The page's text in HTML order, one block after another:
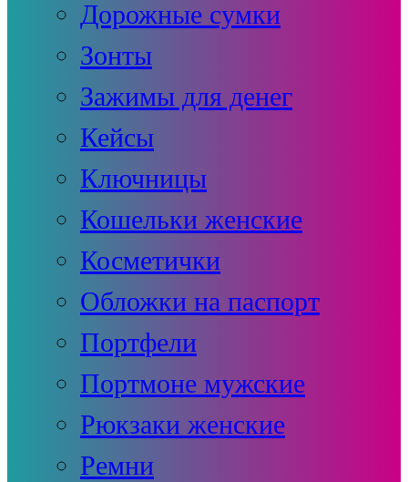
Дорожные сумки
Зонты
Зажимы для денег
Кейсы
Ключницы
Кошельки женские
Косметички
Обложки на паспорт
Портфели
Портмоне мужские
Рюкзаки женские
Ремни